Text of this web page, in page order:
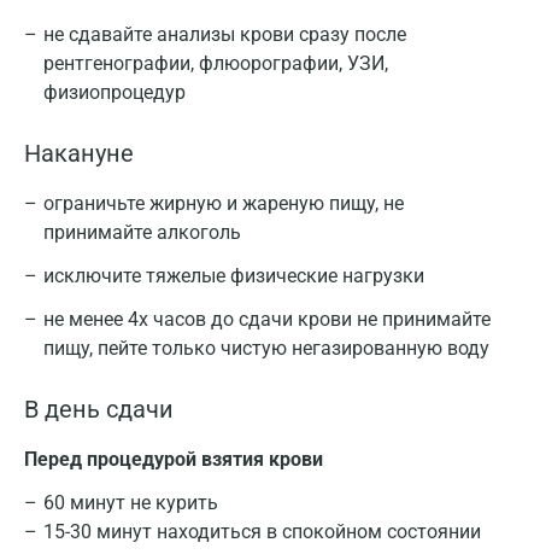
не сдавайте анализы крови сразу после
рентгенографии, флюорографии, УЗИ,
физиопроцедур
Накануне
ограничьте жирную и жареную пищу, не
принимайте алкоголь
исключите тяжелые физические нагрузки
не менее 4х часов до сдачи крови не принимайте
пищу, пейте только чистую негазированную воду
В день сдачи
Перед процедурой взятия крови
60 минут не курить
15-30 минут находиться в спокойном состоянии